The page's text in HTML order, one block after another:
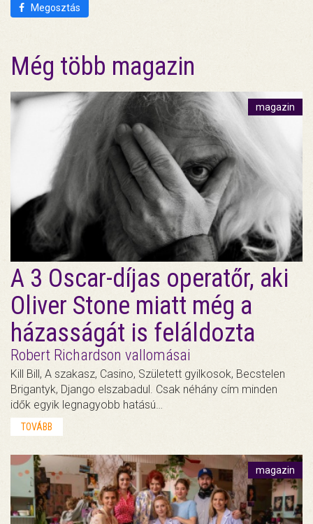
Megosztás
Még több magazin
magazin
A 3 Oscar-díjas operatőr, aki
Oliver Stone miatt még a
házasságát is feláldozta
Robert Richardson vallomásai
Kill Bill, A szakasz, Casino, Született gyilkosok, Becstelen
Brigantyk, Django elszabadul. Csak néhány cím minden
idők egyik legnagyobb hatású…
TOVÁBB
magazin